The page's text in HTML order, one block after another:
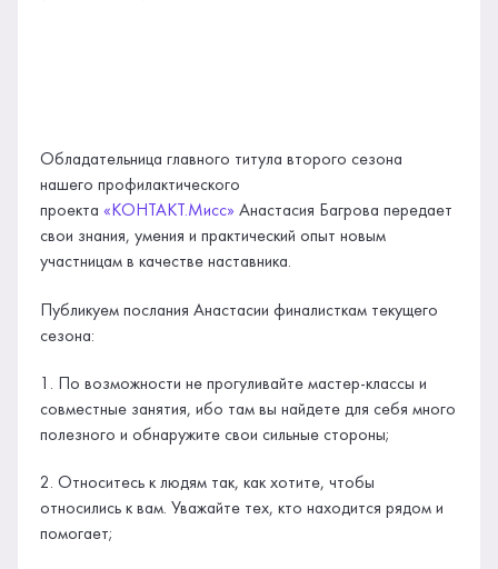
Обладательница главного титула второго сезона
нашего профилактического
проекта«КОНТАКТ.Мисс» Анастасия Багрова передает
свои знания, умения и практический опыт новым
участницам в качестве наставника.
Публикуем послания Анастасии финалисткам текущего
сезона:
1. По возможности не прогуливайте мастер-классы и
совместные занятия, ибо там вы найдете для себя много
полезного и обнаружите свои сильные стороны;
2. Относитесь к людям так, как хотите, чтобы
относились к вам. Уважайте тех, кто находится рядом и
помогает;